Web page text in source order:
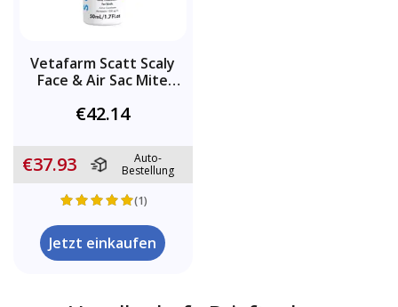
Vetafarm Scatt Scaly
Face & Air Sac Mite
€42.14
€37.93
Auto-
Bestellung
(1)
Jetzt einkaufen